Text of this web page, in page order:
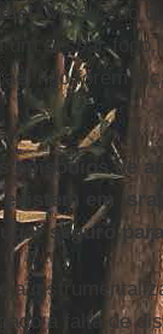
. Mais cedo
um cessar-
não forem
episódios de
em
seguro
à falta de